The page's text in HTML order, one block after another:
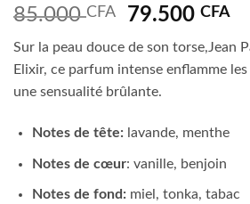
85.000CFA
Le
initial
était :
85.000 CFA.
79.500CFALe
Sur la peau douce de son torse,Jean
Elixir, ce parfum intense enflamme
une sensualité brûlante.
Notes de tête:lavande, menthe
Notes de cœur: vanille, benjoin
Notes de fond:miel, tonka, tabac